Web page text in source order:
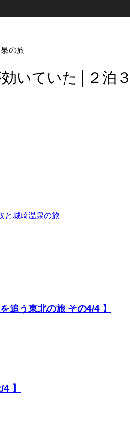
の旅
いていた│２泊
と城崎温泉の旅
追う東北の旅 その4/4 】
】